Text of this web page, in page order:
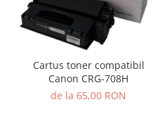
Cartus toner compatibil
Canon CRG-708H
de la 65,00 RON